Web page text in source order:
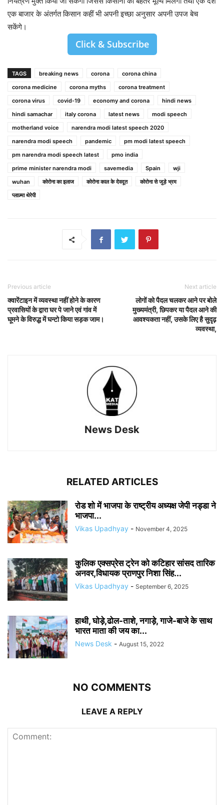
एक बाजार के अंतर्गत किसान कहीं भी अपनी इच्छा अनुसार अपनी उपज बेच
सकेंगे।
Click & Subscribe
TAGS breaking news corona
corona china
corona medicine
corona myths
corona treatment
corona virus
covid-19 economy and corona
hindi news
hindi samachar
italy corona latest news
modi speech
motherland voice
narendra modi latest speech 2020
narendra modi speech
pandemic
pm modi latest speech
pm narendra modi speech latest
pmo india
prime minister narendra modi
savemedia Spain
wji
wuhan
कोरोना का इलाज कोरोना काल के देवदूत
कोरोना से जुड़े भ्रम
प्लाज़्मा थेरेपी
Previous article
क्वारेंटाइन में व्यवस्था नहीं होने के कारण
प्रवासियों के द्वारा घर पे जाने एवं गांव में
घूमने के विरुद्ध में घन्टो किया सड़क जाम।
Next article
लोगों को पैदल चलकर आने पर बोले
मुख्यमंत्री, छिपकर या पैदल आने की
आवश्यकता नहीं, उसके लिए है सुदृढ़
व्यवस्था,
News Desk
RELATED ARTICLES
रोड शो में भाजपा के राष्ट्रीय अध्यक्ष जेपी नड्डा ने
भाजपा...
Vikas Upadhyay - November 4, 2025
कुलिक एक्सप्रेस ट्रेन को कटिहार सांसद तारिक
अनवर,विधायक प्राणपुर निशा सिंह...
Vikas Upadhyay - September 6, 2025
हाथी, घोड़े,ढोल-ताशे, नगाड़े, गाजे-बाजे के साथ
भारत माता की जय का...
News Desk - August 15, 2022
NO COMMENTS
LEAVE A REPLY